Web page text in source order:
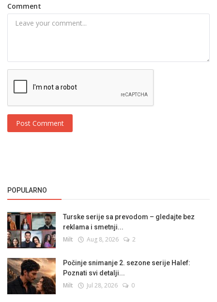
Comment
Post Comment
POPULARNO
Turske serije sa prevodom – gledajte bez
reklama i smetnji...
Milt Aug 8, 2026 2
Počinje snimanje 2. sezone serije Halef:
Poznati svi detalji...
Milt Jul 28, 2026 0